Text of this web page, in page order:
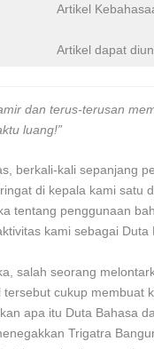
Artikel
Artikel dapat
dan terus-terusan
luang!”
berkali-kali sepanjang
di kepala kami
tentang penggunaan
kami sebagai Duta
salah seorang
cukup
apa itu Duta Bahasa
Trigatra